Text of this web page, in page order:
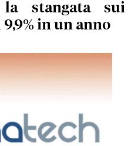
la stangata sui
in un anno